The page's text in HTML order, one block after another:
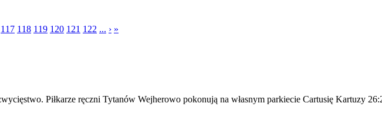
117 118 119 120 121 122 ... › »
Piłkarze ręczni Tytanów Wejherowo pokonują na własnym parkiecie Cartusię Kartuzy